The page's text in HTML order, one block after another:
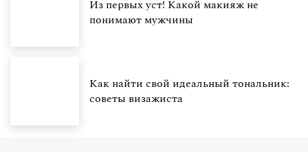
Из первых уст! Какой макияж не
понимают мужчины
Как найти свой идеальный тональник:
советы визажиста